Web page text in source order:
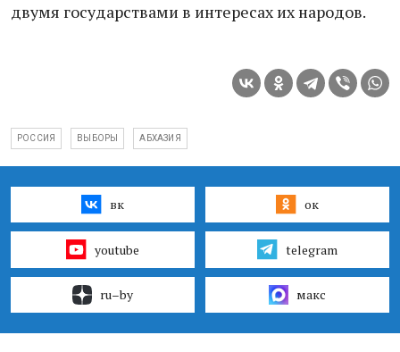
двумя государствами в интересах их народов.
РОССИЯ ВЫБОРЫ АБХАЗИЯ
вк ок
youtube telegram
ru–by макс